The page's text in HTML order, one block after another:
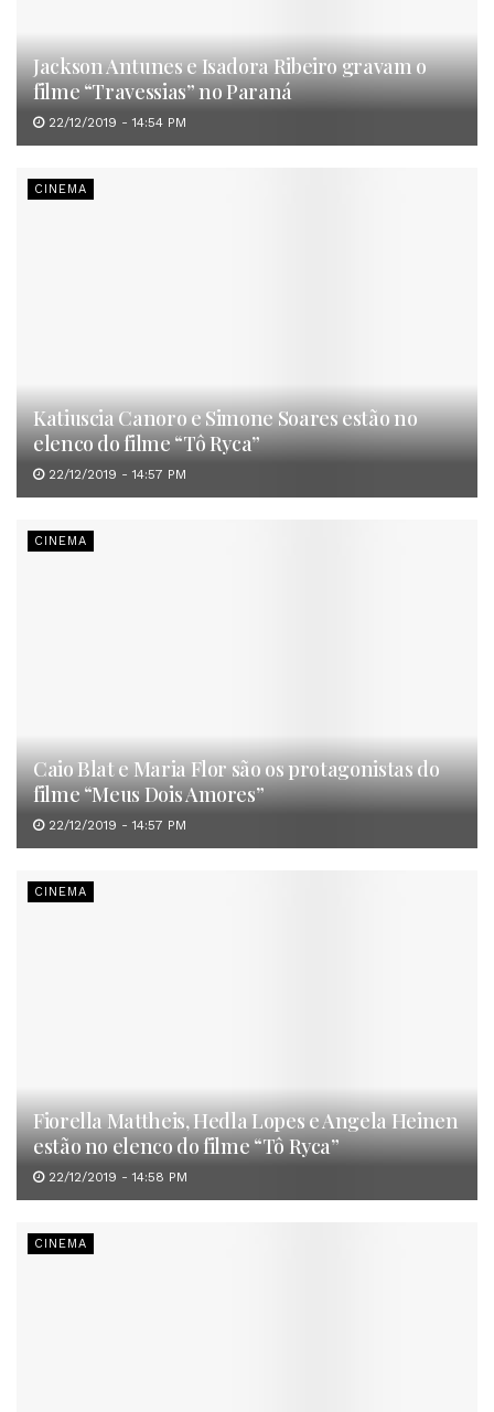
Jackson Antunes e Isadora Ribeiro gravam o
filme “Travessias” no Paraná
22/12/2019 - 14:54 PM
CINEMA
Katiuscia Canoro e Simone Soares estão no
elenco do filme “Tô Ryca”
22/12/2019 - 14:57 PM
CINEMA
Caio Blat e Maria Flor são os protagonistas do
filme “Meus Dois Amores”
22/12/2019 - 14:57 PM
CINEMA
Fiorella Mattheis, Hedla Lopes e Angela Heinen
estão no elenco do filme “Tô Ryca”
22/12/2019 - 14:58 PM
CINEMA